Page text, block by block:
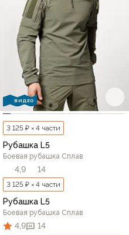
ВИДЕО
3 125 ₽ × 4 части
Рубашка L5
Боевая рубашка Сплав
4,9 14
3 125 ₽ × 4 части
Рубашка L5
Боевая рубашка Сплав
4,9 14